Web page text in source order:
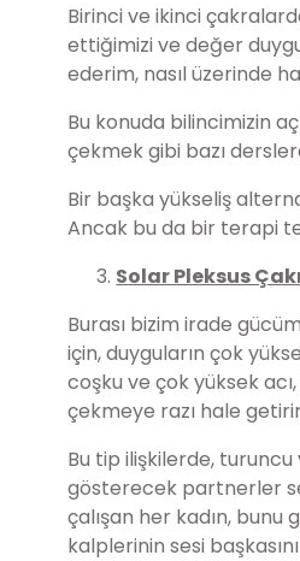
Birinci ve ikinci
ettiğimizi ve değer
ederim, nasıl üzerinde
Bu konuda bilincimizin
çekmek gibi bazı
Bir başka yükseliş
Ancak bu da bir terapi
Solar Pleksus
Burası bizim irade
için, duyguların çok
coşku ve çok yüksek
çekmeye razı hale
Bu tip ilişkilerde, turuncu
gösterecek partnerler
çalışan her kadın,
kalplerinin sesi